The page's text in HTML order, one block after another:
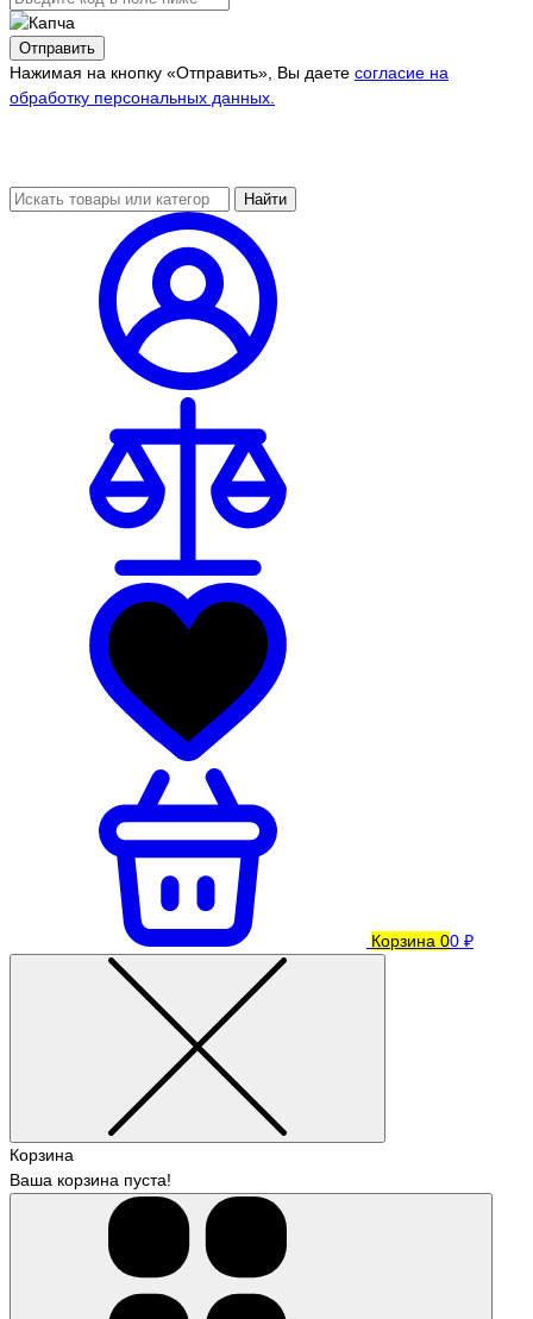
Отправить
Нажимая на кнопку «Отправить», Вы даете согласие на
обработку персональных данных.
Найти
Корзина 00 ₽
Корзина
Ваша корзина пуста!